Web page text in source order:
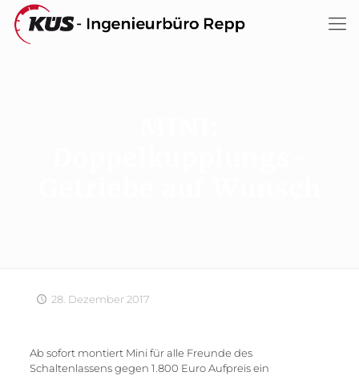
28. Dezember 2017
Ab sofort montiert Mini für alle Freunde des
Schaltenlassens gegen 1.800 Euro Aufpreis ein